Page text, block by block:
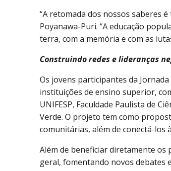
“A retomada dos nossos saberes
Poyanawa-Puri. “A educação
terra, com a memória e com as
Construindo redes e lideranças
Os jovens participantes da
instituições de ensino superior,
UNIFESP, Faculdade Paulista de
Verde. O projeto tem como
comunitárias, além de conectá-los
Além de beneficiar diretamente
geral, fomentando novos debates